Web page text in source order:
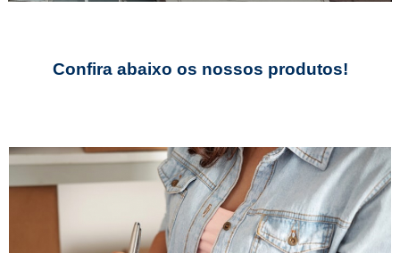
Confira abaixo os nossos produtos!